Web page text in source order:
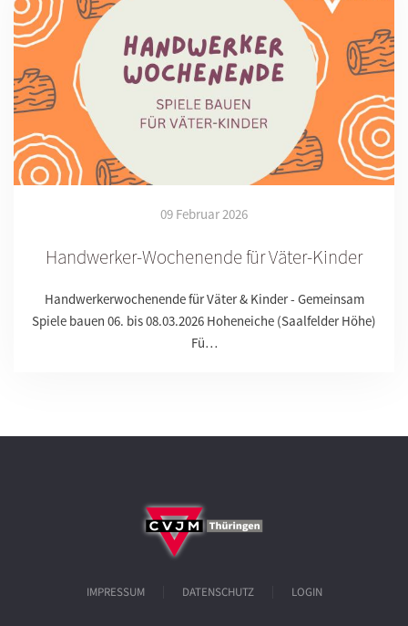
09 Februar 2026
Handwerker-Wochenende für Väter-Kinder
Handwerkerwochenende für Väter & Kinder - Gemeinsam
Spiele bauen 06. bis 08.03.2026 Hoheneiche (Saalfelder Höhe)
Fü…
IMPRESSUM DATENSCHUTZ LOGIN